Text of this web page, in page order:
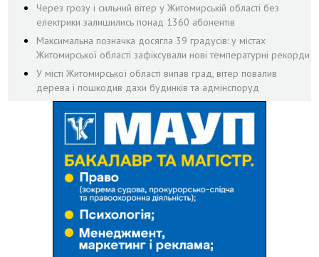
Через грозу і сильний вітер у Житомирській області без
електрики залишились понад 1360 абонентів
Максимальна позначка досягла 39 градусів: у містах
Житомирської області зафіксували нові температурні рекорди
У місті Житомирської області випав град, вітер повалив
дерева і пошкодив дахи будинків та адмінспоруд